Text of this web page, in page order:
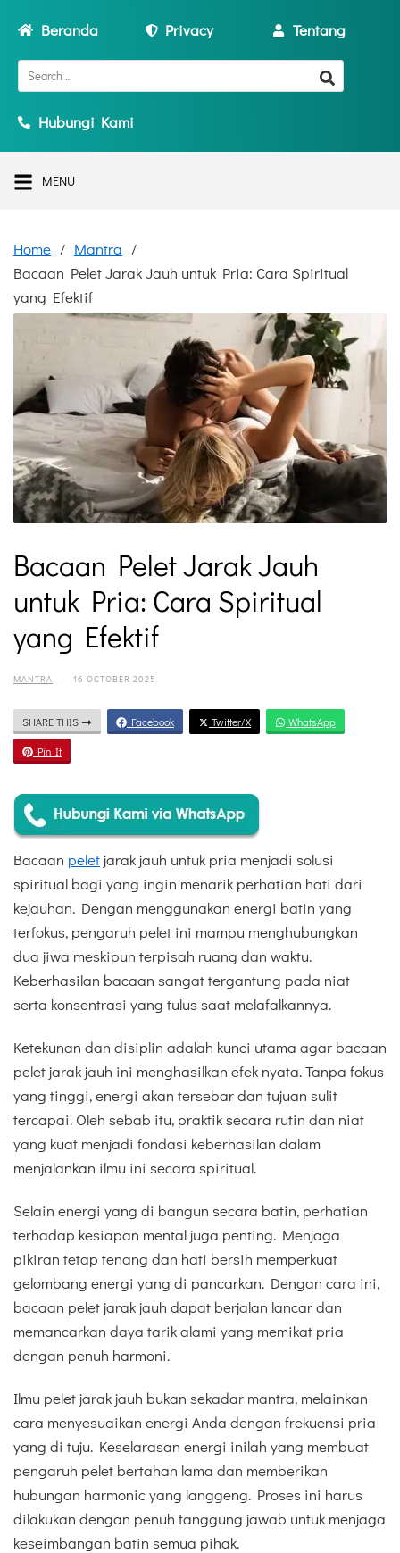
Beranda Privacy Tentang
Hubungi Kami
MENU
Home
Mantra
Bacaan Pelet Jarak Jauh untuk Pria: Cara Spiritual
yang Efektif
Bacaan Pelet Jarak Jauh
untuk Pria: Cara Spiritual
yang Efektif
MANTRA · 16 OCTOBER 2025
SHARE THIS Facebook Twitter/X WhatsApp
Pin It
Bacaan peletjarak jauh untuk pria menjadi solusi
spiritual bagi yang ingin menarik perhatian hati dari
kejauhan. Dengan menggunakan energi batin yang
terfokus, pengaruh pelet ini mampu menghubungkan
dua jiwa meskipun terpisah ruang dan waktu.
Keberhasilan bacaan sangat tergantung pada niat
serta konsentrasi yang tulus saat melafalkannya.
Ketekunan dan disiplin adalah kunci utama agar bacaan
pelet jarak jauh ini menghasilkan efek nyata. Tanpa fokus
yang tinggi, energi akan tersebar dan tujuan sulit
tercapai. Oleh sebab itu, praktik secara rutin dan niat
yang kuat menjadi fondasi keberhasilan dalam
menjalankan ilmu ini secara spiritual.
Selain energi yang di bangun secara batin, perhatian
terhadap kesiapan mental juga penting. Menjaga
pikiran tetap tenang dan hati bersih memperkuat
gelombang energi yang di pancarkan. Dengan cara ini,
bacaan pelet jarak jauh dapat berjalan lancar dan
memancarkan daya tarik alami yang memikat pria
dengan penuh harmoni.
Ilmu pelet jarak jauh bukan sekadar mantra, melainkan
cara menyesuaikan energi Anda dengan frekuensi pria
yang di tuju. Keselarasan energi inilah yang membuat
pengaruh pelet bertahan lama dan memberikan
hubungan harmonic yang langgeng. Proses ini harus
dilakukan dengan penuh tanggung jawab untuk menjaga
keseimbangan batin semua pihak.